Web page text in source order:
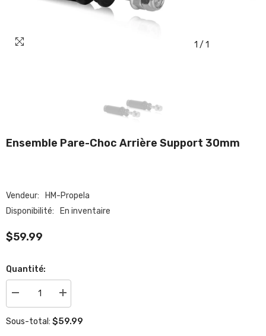
1 / 1
Ensemble Pare-Choc Arrière Support 30mm
Vendeur:
HM-Propela
Disponibilité:
En inventaire
$59.99
Quantité:
Réduire
la
de
Augmenter
la
de
Sous-total: $59.99